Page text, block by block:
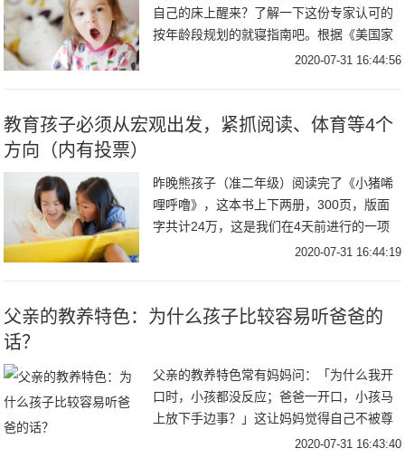
自己的床上醒来？了解一下这份专家认可的
按年龄段规划的就寝指南吧。根据《美国家
庭医生》发表的一项研究，高达50%的儿童
2020-07-31 16:44:56
教育孩子必须从宏观出发，紧抓阅读、体育等4个
方向（内有投票）
昨晚熊孩子（准二年级）阅读完了《小猪唏
哩呼噜》，这本书上下两册，300页，版面
字共计24万，这是我们在4天前进行的一项
挑战计划，原本每天坚持50页左右的阅读
2020-07-31 16:44:19
父亲的教养特色：为什么孩子比较容易听爸爸的
话？
父亲的教养特色常有妈妈问：「为什么我开
口时，小孩都没反应；爸爸一开口，小孩马
上放下手边事？」这让妈妈觉得自己不被尊
重。但我想问题不在爸爸的声音比较低沉，
2020-07-31 16:43:40